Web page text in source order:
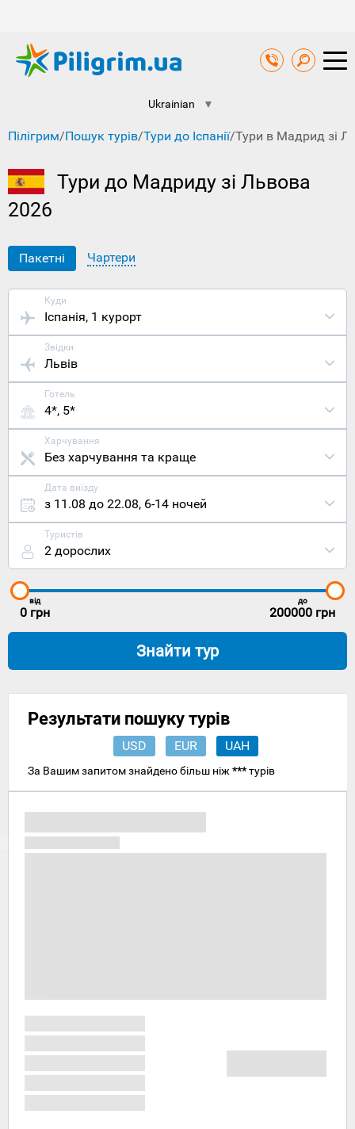
Ukrainian ▼
Пілігрим/Пошук турів/Тури до Іспанії/Тури в Мадрид зі
Тури до Мадриду зі Львова
2026
Пакетні Чартери
Куди
Іспанія, 1 курорт
Звідки
Львів
Готель
4*, 5*
Харчування
Без харчування та краще
Дата виїзду
з 11.08 до 22.08, 6-14 ночей
Туристів
2 дорослих
від
0 грн
до
200000 грн
Знайти тур
Результати пошуку турів
USD EUR UAH
За Вашим запитом знайдено більш ніж ***турів